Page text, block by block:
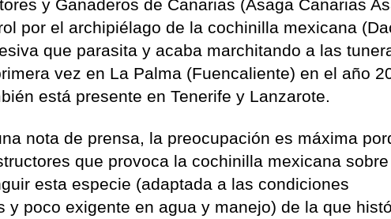
y Ganaderos de Canarias (Asaga Canarias
por el archipiélago de la cochinilla mexicana
que parasita y acaba marchitando a las
vez en La Palma (Fuencaliente) en el año
está presente en Tenerife y Lanzarote.
nota de prensa, la preocupación es máxima
que provoca la cochinilla mexicana
esta especie (adaptada a las condiciones
y poco exigente en agua y manejo) de la que